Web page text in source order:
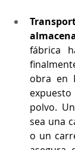
fábrica
obra en
polvo.
sea una
o un